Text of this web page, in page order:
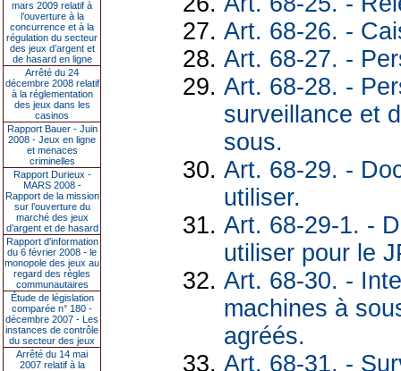
mars 2009 relatif à
l’ouverture à la
concurrence et à la
régulation du secteur
des jeux d’argent et
de hasard en ligne
Arrêté du 24
décembre 2008 relatif
à la réglementation
des jeux dans les
casinos
Rapport Bauer - Juin
2008 - Jeux en ligne
et menaces
criminelles
Rapport Durieux -
MARS 2008 -
Rapport de la mission
sur l’ouverture du
marché des jeux
d’argent et de hasard
Rapport d'information
du 6 février 2008 - le
monopole des jeux au
regard des règles
communautaires
Étude de législation
comparée n° 180 -
décembre 2007 - Les
instances de contrôle
du secteur des jeux
Arrêté du 14 mai
2007 relatif à la
Art. 68-26. -
Art. 68-27. -
Art. 68-28. -
surveillance et
sous.
Art. 68-29. -
utiliser.
Art. 68-29-1. -
utiliser pour le
Art. 68-30. -
machines à
agréés.
Art. 68-31. -